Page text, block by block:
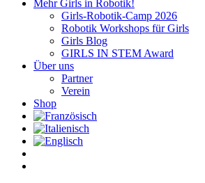
Mehr Girls in Robotik!
Girls-Robotik-Camp 2026
Robotik Workshops für Girls
Girls Blog
GIRLS IN STEM Award
Über uns
Partner
Verein
Shop